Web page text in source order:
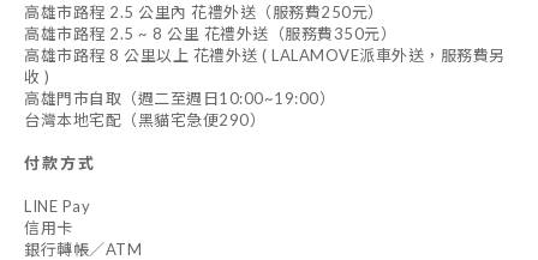
高雄市路程 2.5 公里內 花禮外送（服務費250元）
高雄市路程 2.5 ~ 8 公里 花禮外送（服務費350元）
高雄市路程 8 公里以上 花禮外送 ( LALAMOVE派車外送，服務費另
收 )
高雄門市自取（週二至週日10:00~19:00）
台灣本地宅配（黑貓宅急便290）
付款方式
LINE Pay
信用卡
銀行轉帳／ATM